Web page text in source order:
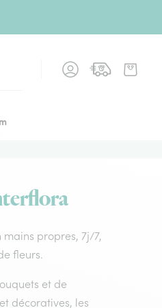
propres, 7j/7,
fleurs.
et de
décoratives, les